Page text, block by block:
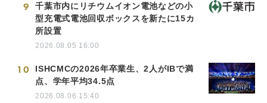
9
千葉市内にリチウムイオン電池などの小
型充電式電池回収ボックスを新たに15カ
所設置
2026.08.05 16:00
10
ISHCMCの2026年卒業生、2人がIBで満
点、学年平均34.5点
2026.08.06 15:40